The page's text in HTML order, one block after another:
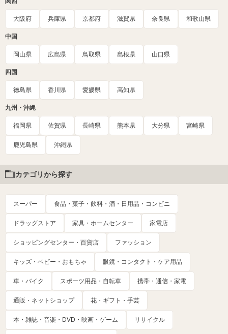
大阪府 兵庫県 京都府 滋賀県 奈良県 和歌山県
中国
岡山県 広島県 鳥取県 島根県 山口県
四国
徳島県 香川県 愛媛県 高知県
九州・沖縄
福岡県 佐賀県 長崎県 熊本県 大分県 宮崎県
鹿児島県 沖縄県
カテゴリから探す
スーパー 食品・菓子・飲料・酒・日用品・コンビニ
ドラッグストア 家具・ホームセンター 家電店
ショッピングセンター・百貨店 ファッション
キッズ・ベビー・おもちゃ 眼鏡・コンタクト・ケア用品
車・バイク スポーツ用品・自転車 携帯・通信・家電
通販・ネットショップ 花・ギフト・手芸
本・雑誌・音楽・DVD・映画・ゲーム リサイクル